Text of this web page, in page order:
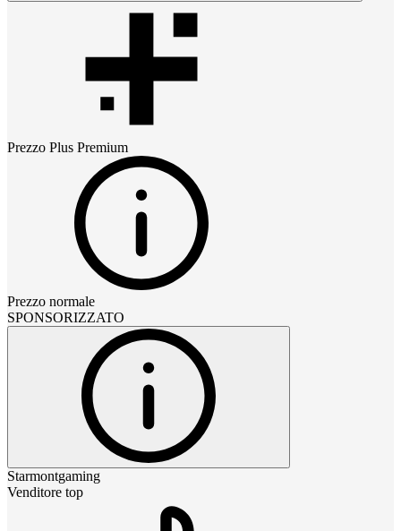
Prezzo Plus Premium
Prezzo normale
SPONSORIZZATO
Starmontgaming
Venditore top